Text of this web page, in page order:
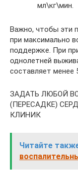
мл\кг\мин.
Важно, чтобы эти
при максимально
поддержке. При
однолетней
составляет менее
ЗАДАТЬ ЛЮБОЙ
(ПЕРЕСАДКЕ)
КЛИНИК
Читайте